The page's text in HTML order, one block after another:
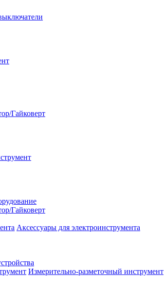
Гайковерт
Гайковерт
Аксессуары для электроинструмента
Измерительно-разметочный инструмент